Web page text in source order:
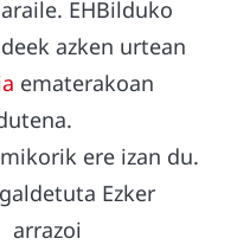
EHBilduko
azken urtean
ematerakoan
ere izan du.
Ezker
arrazoi